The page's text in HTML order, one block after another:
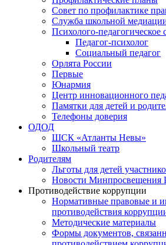
Совет по профилактике
Служба школьной
Психолого-педагогическое
Педагог-психолог
Социальный педагог
Орлята России
Первые
Юнармия
Центр инновационного
Памятки для детей и
Телефоны доверия
ОДОД
ШСК «Атланты Невы»
Школьный театр
Родителям
Льготы для детей
Новости Минпросвещения
Противодействие коррупции
Нормативные правовые и
противодействия
Методические материалы
Формы документов,